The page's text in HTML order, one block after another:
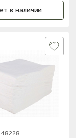
в наличии
48228